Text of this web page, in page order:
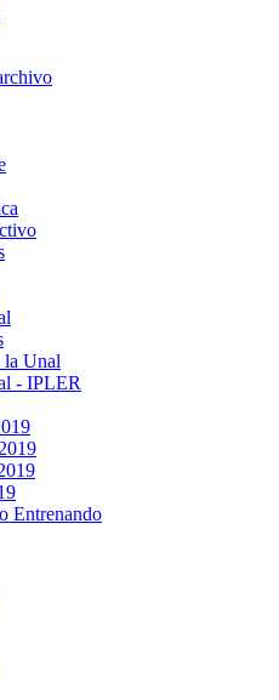
la Unal
- IPLER
Entrenando